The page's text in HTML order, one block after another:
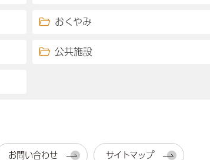
おくやみ
公共施設
お問い合わせ サイトマップ